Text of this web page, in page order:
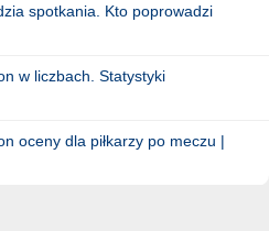
spotkania. Kto poprowadzi
w liczbach. Statystyki
oceny dla piłkarzy po meczu |